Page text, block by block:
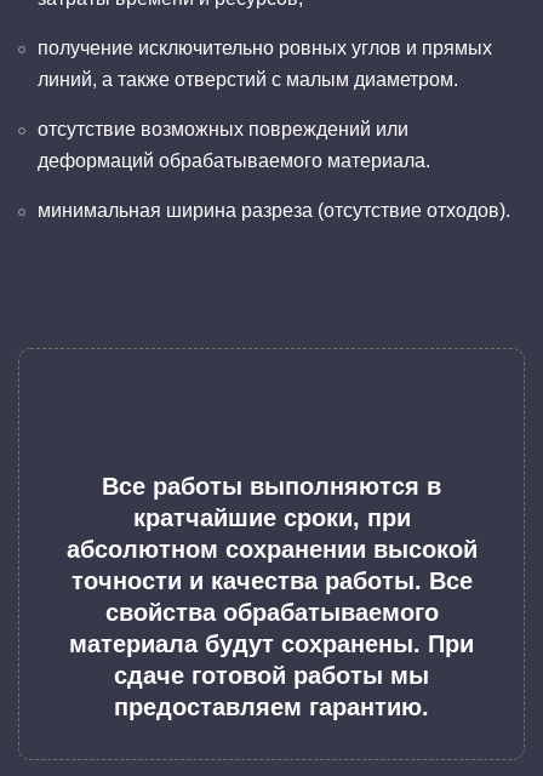
получение исключительно ровных углов и прямых
линий, а также отверстий с малым диаметром.
отсутствие возможных повреждений или
деформаций обрабатываемого материала.
минимальная ширина разреза (отсутствие отходов).
Все работы выполняются в
кратчайшие сроки, при
абсолютном сохранении высокой
точности и качества работы. Все
свойства обрабатываемого
материала будут сохранены. При
сдаче готовой работы мы
предоставляем гарантию.